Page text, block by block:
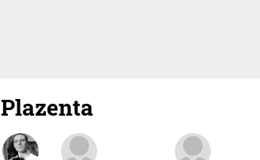
Plazenta